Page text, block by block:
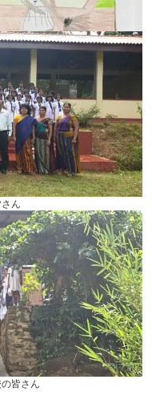
ん
皆さん